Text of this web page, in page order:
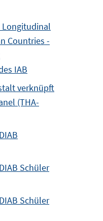
Countries -
IAB
verknüpft
(THA-
Schüler
Schüler